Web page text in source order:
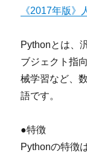
《2017年版
Pythonとは、
ブジェクト指
械学習など、
語です。
●特徴
Pythonの特徴